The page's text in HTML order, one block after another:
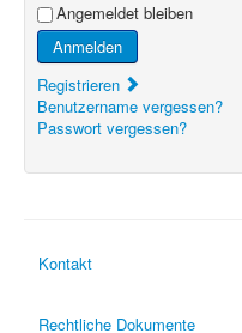
Angemeldet bleiben
Anmelden
Registrieren
Benutzername vergessen?
Passwort vergessen?
Kontakt
Rechtliche Dokumente